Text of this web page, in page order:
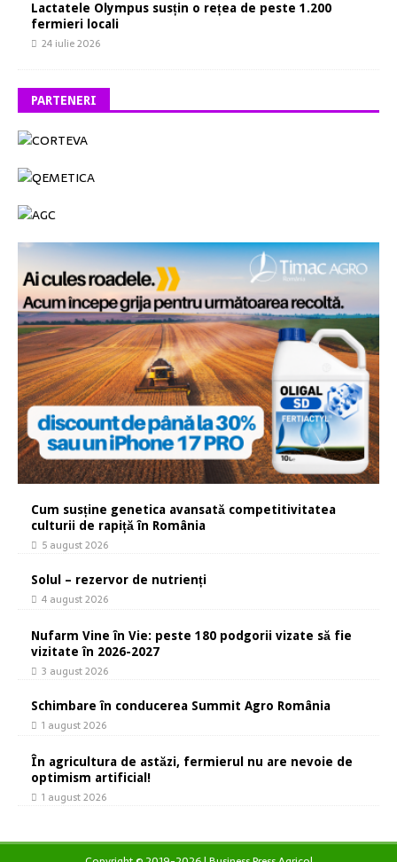
Lactatele Olympus susțin o rețea de peste 1.200
fermieri locali
24 iulie 2026
PARTENERI
Cum susține genetica avansată competitivitatea
culturii de rapiță în România
5 august 2026
Solul – rezervor de nutrienți
4 august 2026
Nufarm Vine în Vie: peste 180 podgorii vizate să fie
vizitate în 2026-2027
3 august 2026
Schimbare în conducerea Summit Agro România
1 august 2026
În agricultura de astăzi, fermierul nu are nevoie de
optimism artificial!
1 august 2026